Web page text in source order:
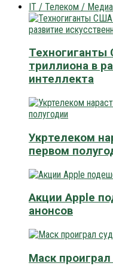
IT / Телеком / Медиа
триллиона в
интеллекта
Укртелеком
первом
Акции Apple
анонсов
Маск проиграл